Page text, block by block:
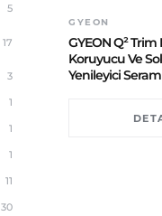
5
17
3
1
1
1
11
30
GYEON
GYEON Q² Trim
Koruyucu Ve
Yenileyici